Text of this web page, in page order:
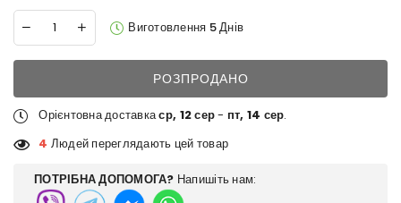
Виготовлення 5 Днів
РОЗПРОДАНО
Орієнтовна доставкаср, 12 сер- пт, 14 сер.
4 Людей переглядають цей товар
ПОТРІБНА ДОПОМОГА? Напишіть нам: